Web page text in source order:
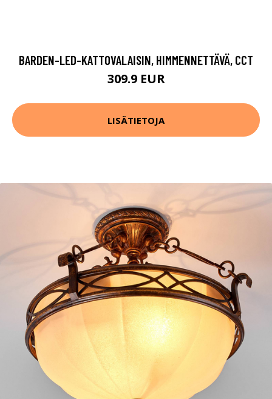
BARDEN-LED-KATTOVALAISIN, HIMMENNETTÄVÄ, CCT
309.9 EUR
LISÄTIETOJA